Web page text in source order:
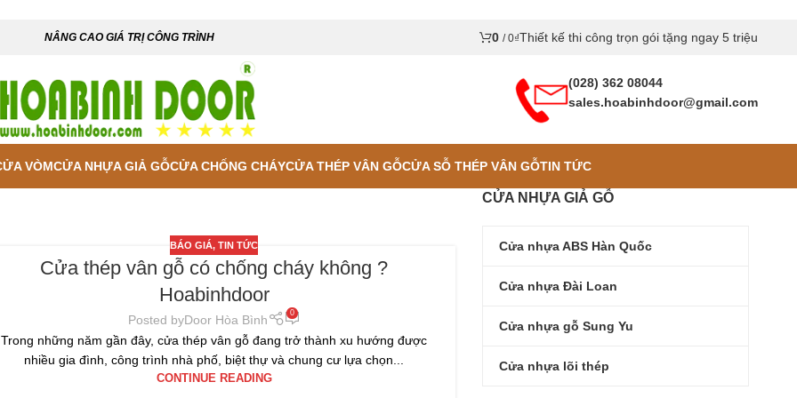
NÂNG CAO GIÁ TRỊ CÔNG TRÌNH 0 / 0₫Thiết kế thi công trọn gói tặng ngay 5 triệu
(028) 362 08044
sales.hoabinhdoor@gmail.com
VÒMCỬA NHỰA GIẢ GỖCỬA CHỐNG CHÁYCỬA THÉP VÂN GỖCỬA SỖ THÉP VÂN GỖTIN TỨC
BÁO GIÁ,TIN TỨC
Cửa thép vân gỗ có chống cháy không ?
Hoabinhdoor
Posted byDoor Hòa Bình 0
Trong những năm gần đây, cửa thép vân gỗ đang trở thành xu hướng được
nhiều gia đình, công trình nhà phố, biệt thự và chung cư lựa chọn...
CONTINUE READING
CỬA NHỰA GIẢ GỖ
Cửa nhựa ABS Hàn Quốc
Cửa nhựa Đài Loan
Cửa nhựa gỗ Sung Yu
Cửa nhựa lõi thép